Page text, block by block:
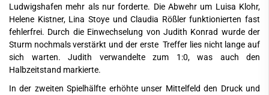
Ludwigshafen mehr als nur forderte. Die Abwehr um Luisa Klohr,
Helene Kistner, Lina Stoye und Claudia Rößler funktionierten fast
fehlerfrei. Durch die Einwechselung von Judith Konrad wurde der
Sturm nochmals verstärkt und der erste Treffer lies nicht lange auf
sich warten. Judith verwandelte zum 1:0, was auch den
Halbzeitstand markierte.
In der zweiten Spielhälfte erhöhte unser Mittelfeld den Druck und